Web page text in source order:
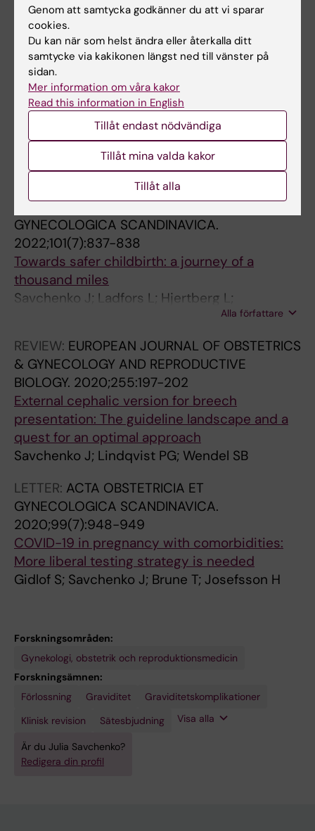
Hagman A; Halvorsen CP; Lindqvist P;
Nelander M; Skiold B; Wendel SB
Alla författare
REVIEW:EUROPEAN JOURNAL OF OBSTETRICS
& GYNECOLOGY AND REPRODUCTIVE
BIOLOGY.2022;276:1-8
Comparing apples and oranges? Variation in
choice and reporting of short-term perinatal
outcomes of term labor: A systematic review
of Cochrane reviews
Savchenko J; Lindqvist PG; Wendel SB
LETTER:ACTA OBSTETRICIA ET
GYNECOLOGICA SCANDINAVICA.
2022;101(7):837-838
Towards safer childbirth: a journey of a
thousand miles
Savchenko J; Ladfors L; Hjertberg L;
Alla författare
REVIEW: EUROPEAN JOURNAL OF OBSTETRICS
& GYNECOLOGY AND REPRODUCTIVE
BIOLOGY. 2020;255:197-202
External cephalic version for breech
presentation: The guideline landscape and a
quest for an optimal approach
Savchenko J; Lindqvist PG; Wendel SB
LETTER: ACTA OBSTETRICIA ET
GYNECOLOGICA SCANDINAVICA.
2020;99(7):948-949
COVID-19 in pregnancy with comorbidities:
More liberal testing strategy is needed
Gidlof S; Savchenko J; Brune T; Josefsson H
Forskningsområden:
Gynekologi, obstetrik och reproduktionsmedicin
Forskningsämnen:
Förlossning
Graviditet
Graviditetskomplikationer
Klinisk revision
Sätesbjudning
Värkarbete
Visa alla
Är du Julia Savchenko?
Redigera din profil
Genom att samtycka godkänner du att vi sparar
cookies.
Du kan när som helst ändra eller återkalla ditt
samtycke via kakikonen längst ned till vänster på
sidan.
Mer information om våra kakor
Read this information in English
Tillåt endast nödvändiga
Tillåt mina valda kakor
Tillåt alla